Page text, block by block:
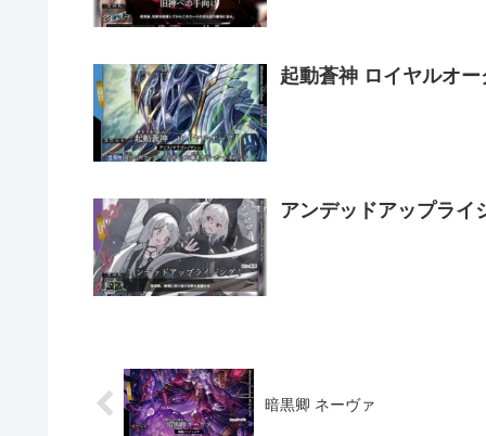
起動蒼神 ロイヤルオー
アンデッドアップライ
暗黒卿 ネーヴァ